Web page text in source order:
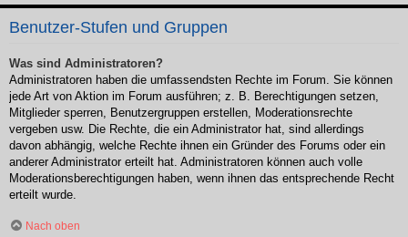
Benutzer-Stufen und Gruppen
Was sind Administratoren?
Administratoren haben die umfassendsten Rechte im Forum. Sie können
jede Art von Aktion im Forum ausführen; z. B. Berechtigungen setzen,
Mitglieder sperren, Benutzergruppen erstellen, Moderationsrechte
vergeben usw. Die Rechte, die ein Administrator hat, sind allerdings
davon abhängig, welche Rechte ihnen ein Gründer des Forums oder ein
anderer Administrator erteilt hat. Administratoren können auch volle
Moderationsberechtigungen haben, wenn ihnen das entsprechende Recht
erteilt wurde.
Nach oben